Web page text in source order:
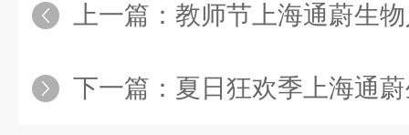
上一篇： 教师节上海通蔚生物人
下一篇： 夏日狂欢季上海通蔚生物ELISA